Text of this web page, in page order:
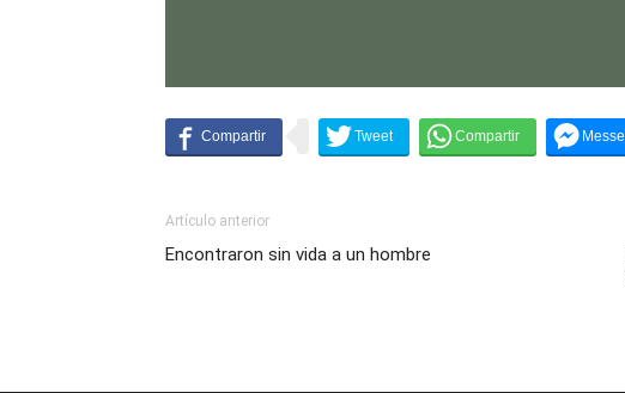
Artículo anterior
Encontraron sin vida a un hombre